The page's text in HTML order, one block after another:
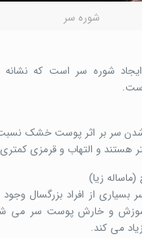
شوره سر
شوره سر است که
سر بر اثر پوست خشک
هستند و التهاب و قرمزی کمتری
زیا)
از افراد بزرگسال وجود
و خارش پوست سر می
می کند.